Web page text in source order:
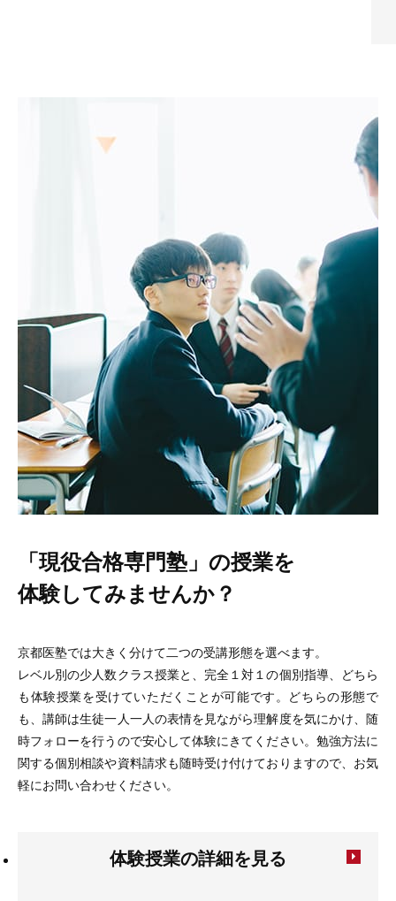
「現役合格専門塾」の授業を
体験してみませんか？
京都医塾では大きく分けて二つの受講形態を選べます。
レベル別の少人数クラス授業と、完全１対１の個別指導、どちら
も体験授業を受けていただくことが可能です。どちらの形態で
も、講師は生徒一人一人の表情を見ながら理解度を気にかけ、随
時フォローを行うので安心して体験にきてください。勉強方法に
関する個別相談や資料請求も随時受け付けておりますので、お気
軽にお問い合わせください。
体験授業の詳細を見る